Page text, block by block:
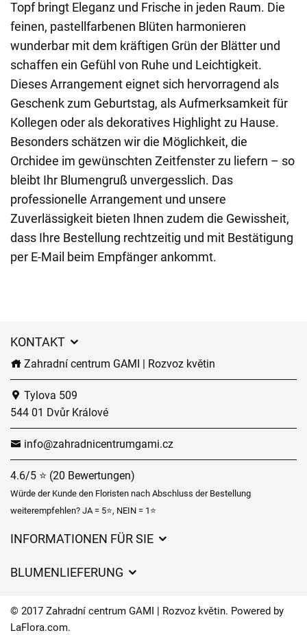
Topf bringt Eleganz und Frische in jeden Raum. Die
feinen, pastellfarbenen Blüten harmonieren
wunderbar mit dem kräftigen Grün der Blätter und
schaffen ein Gefühl von Ruhe und Leichtigkeit.
Dieses Arrangement eignet sich hervorragend als
Geschenk zum Geburtstag, als Aufmerksamkeit für
Kollegen oder als dekoratives Highlight zu Hause.
Besonders schätzen wir die Möglichkeit, die
Orchidee im gewünschten Zeitfenster zu liefern – so
bleibt Ihr Blumengruß unvergesslich. Das
professionelle Arrangement und unsere
Zuverlässigkeit bieten Ihnen zudem die Gewissheit,
dass Ihre Bestellung rechtzeitig und mit Bestätigung
per E-Mail beim Empfänger ankommt.
KONTAKT
Zahradní centrum GAMI | Rozvoz květin
Tylova 509
544 01 Dvůr Králové
info@zahradnicentrumgami.cz
4.6/5 ⭐ (20 Bewertungen)
Würde der Kunde den Floristen nach Abschluss der Bestellung
weiterempfehlen? JA = 5⭐, NEIN = 1⭐
INFORMATIONEN FÜR SIE
Lieferzeiten für Blumen – Übersicht der Möglichkeiten
BLUMENLIEFERUNG
Wohin wir Blumen liefern
© 2017 Zahradní centrum GAMI | Rozvoz květin. Powered by
LaFlora.com.